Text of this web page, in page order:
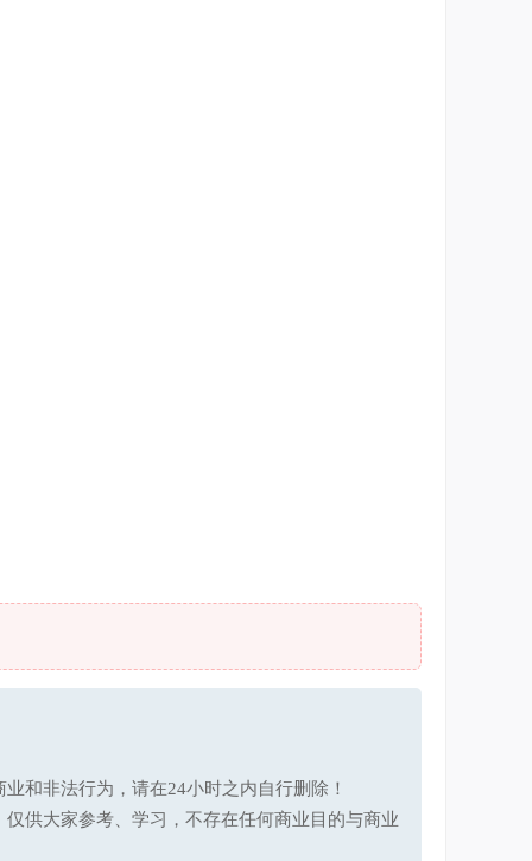
和非法行为，请在24小时之内自行删除！
供大家参考、学习，不存在任何商业目的与商业